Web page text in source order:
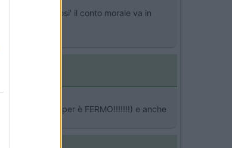
accessori , cosi' il conto morale va in
ma il camper è FERMO!!!!!!!) e anche